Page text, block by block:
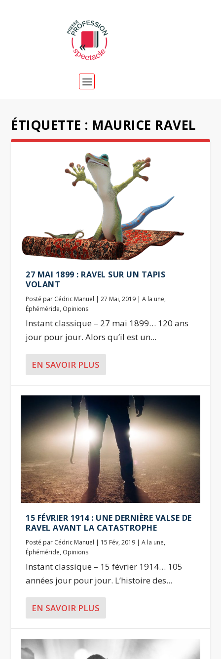
ÉTIQUETTE : MAURICE RAVEL
27 MAI 1899 : RAVEL SUR UN TAPIS
VOLANT
Posté par Cédric Manuel |27 Mai, 2019 |A la une,
Éphéméride, Opinions
Instant classique – 27 mai 1899… 120 ans
jour pour jour. Alors qu’il est un...
EN SAVOIR PLUS
15 FÉVRIER 1914 : UNE DERNIÈRE VALSE DE
RAVEL AVANT LA CATASTROPHE
Posté par Cédric Manuel | 15 Fév, 2019 |A la une,
Éphéméride, Opinions
Instant classique – 15 février 1914… 105
années jour pour jour. L’histoire des...
EN SAVOIR PLUS